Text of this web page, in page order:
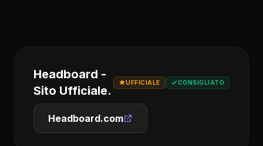
Headboard -
Sito Ufficiale.
UFFICIALE CONSIGLIATO
Headboard.com